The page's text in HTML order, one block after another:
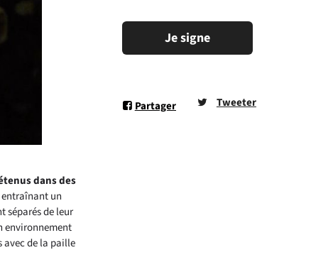
Je signe
Partager Tweeter
dans des
entraînant un
séparés de leur
environnement
avec de la paille